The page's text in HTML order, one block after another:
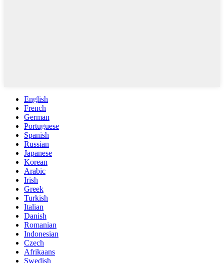
English
French
German
Portuguese
Spanish
Russian
Japanese
Korean
Arabic
Irish
Greek
Turkish
Italian
Danish
Romanian
Indonesian
Czech
Afrikaans
Swedish